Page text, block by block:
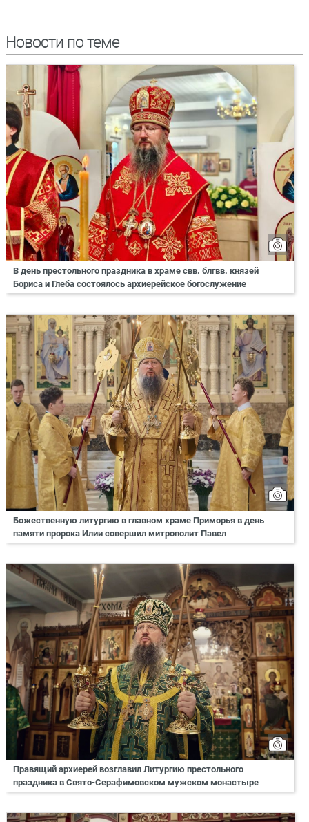
Новости по теме
В день престольного праздника в храме свв. блгвв. князей
Бориса и Глеба состоялось архиерейское богослужение
Божественную литургию в главном храме Приморья в день
памяти пророка Илии совершил митрополит Павел
Правящий архиерей возглавил Литургию престольного
праздника в Свято-Серафимовском мужском монастыре